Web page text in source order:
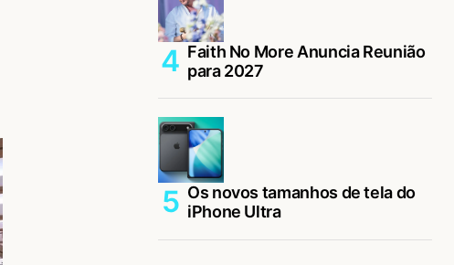
Faith No More Anuncia Reunião
para 2027
Os novos tamanhos de tela do
iPhone Ultra